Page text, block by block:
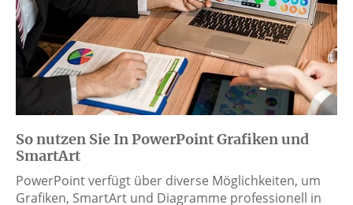
So nutzen Sie In PowerPoint Grafiken und
SmartArt
PowerPoint verfügt über diverse Möglichkeiten, um
Grafiken, SmartArt und Diagramme professionell in